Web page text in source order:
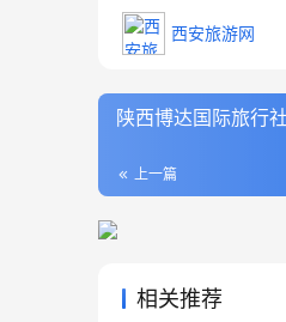
西安旅游网
陕西博达国际旅行
上一篇
相关推荐